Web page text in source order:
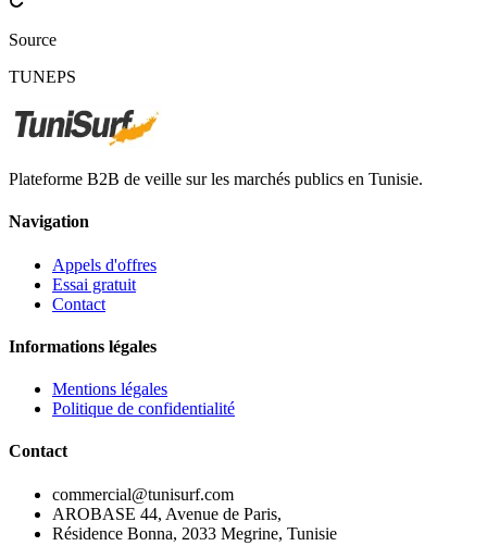
Source
TUNEPS
Plateforme B2B de veille sur les marchés publics en Tunisie.
Navigation
Appels d'offres
Essai gratuit
Contact
Informations légales
Mentions légales
Politique de confidentialité
Contact
commercial@tunisurf.com
AROBASE 44, Avenue de Paris,
Résidence Bonna, 2033 Megrine, Tunisie